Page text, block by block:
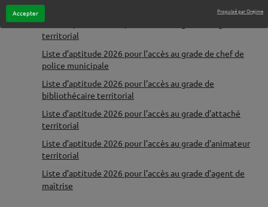
Accepter Propulsé par Orejime
de conservation du patrimoine et des bibliothèques
Liste d’aptitude 2026 pour l’accès au grade d’ingénieur
territorial
Liste d’aptitude 2026 pour l’accès au grade de chef de
police municipale
Liste d’aptitude 2026 pour l’accès au grade de
bibliothécaire territorial
Liste d’aptitude 2026 pour l’accès au grade d’attaché
territorial
Liste d’aptitude 2026 pour l’accès au grade d’animateur
territorial
Liste d’aptitude 2026 pour l’accès au grade d’agent de
maîtrise